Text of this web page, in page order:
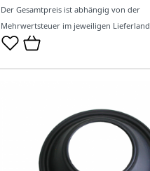
Der Gesamtpreis ist abhängig von der
Mehrwertsteuer im jeweiligen Lieferland.